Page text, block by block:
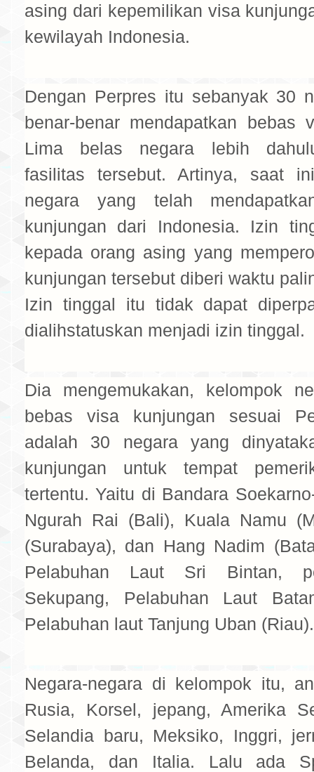
asing dari kepemilikan visa
kewilayah Indonesia.
Dengan Perpres itu sebanyak 30
benar-benar mendapatkan bebas
Lima belas negara lebih
fasilitas tersebut. Artinya, saat
negara yang telah
kunjungan dari Indonesia. Izin
kepada orang asing yang
kunjungan tersebut diberi waktu
Izin tinggal itu tidak dapat
dialihstatuskan menjadi izin tinggal.
Dia mengemukakan, kelompok
bebas visa kunjungan sesuai
adalah 30 negara yang
kunjungan untuk tempat
tertentu. Yaitu di Bandara
Ngurah Rai (Bali), Kuala Namu
(Surabaya), dan Hang Nadim
Pelabuhan Laut Sri Bintan,
Sekupang, Pelabuhan Laut
Pelabuhan laut Tanjung Uban (Riau).
Negara-negara di kelompok itu,
Rusia, Korsel, jepang, Amerika
Selandia baru, Meksiko, Inggri,
Belanda, dan Italia. Lalu ada